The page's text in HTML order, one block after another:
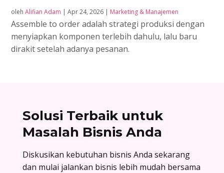
olehAlifian Adam |Apr 24, 2026 | Marketing & Manajemen
Assemble to order adalah strategi produksi dengan
menyiapkan komponen terlebih dahulu, lalu baru
dirakit setelah adanya pesanan.
Solusi Terbaik untuk
Masalah Bisnis Anda
Diskusikan kebutuhan bisnis Anda sekarang
dan mulai jalankan bisnis lebih mudah bersama